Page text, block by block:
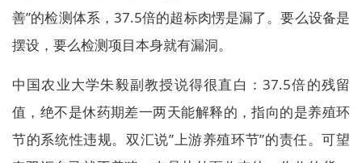
善”的检测体系，37.5倍的超标肉愣是漏了。要么设备是
摆设，要么检测项目本身就有漏洞。
中国农业大学朱毅副教授说得很直白：37.5倍的残留
值，绝不是休药期差一两天能解释的，指向的是养殖环
节的系统性违规。双汇说”上游养殖环节”的责任。可望